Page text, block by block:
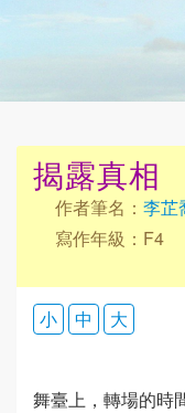
揭露真相
作者筆名： 李芷
寫作年級：F4
小 中 大
舞臺上，轉場的時